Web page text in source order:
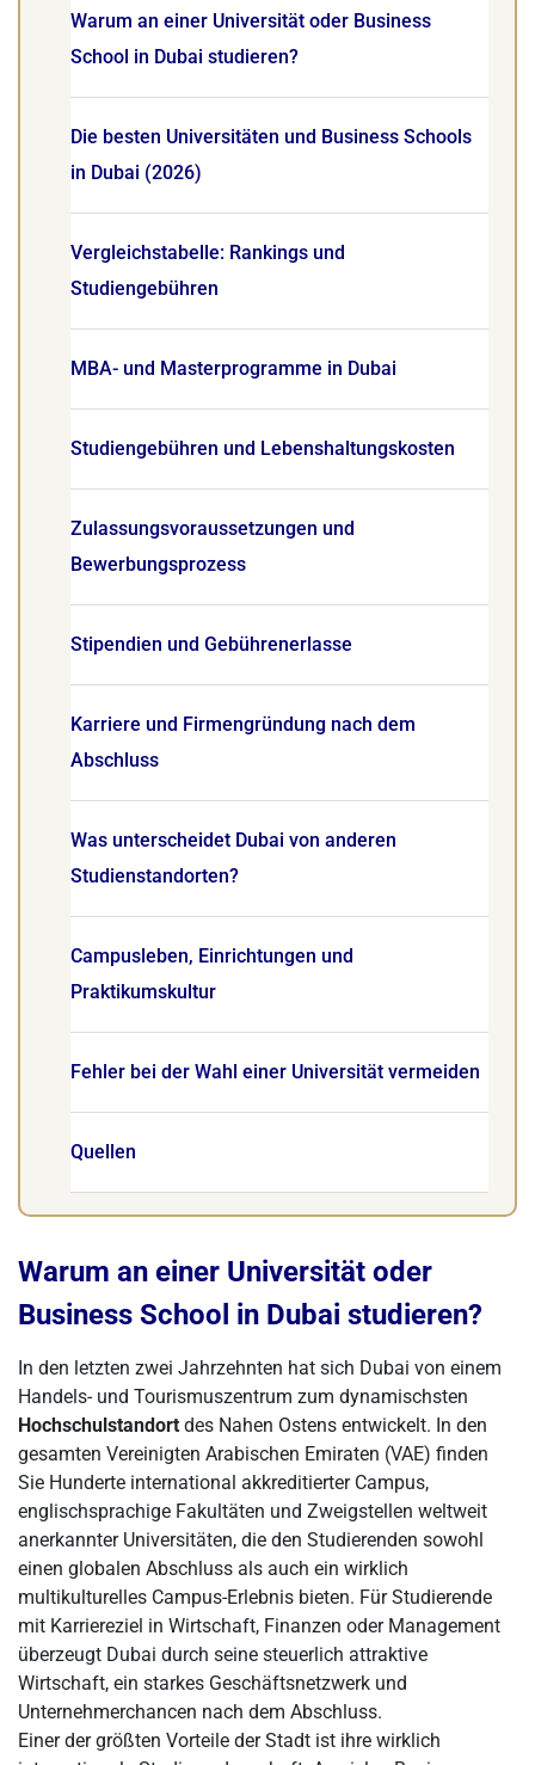
Warum an einer Universität oder Business
School in Dubai studieren?
Die besten Universitäten und Business Schools
in Dubai (2026)
Vergleichstabelle: Rankings und
Studiengebühren
MBA- und Masterprogramme in Dubai
Studiengebühren und Lebenshaltungskosten
Zulassungsvoraussetzungen und
Bewerbungsprozess
Stipendien und Gebührenerlasse
Karriere und Firmengründung nach dem
Abschluss
Was unterscheidet Dubai von anderen
Studienstandorten?
Campusleben, Einrichtungen und
Praktikumskultur
Fehler bei der Wahl einer Universität vermeiden
Quellen
Warum an einer Universität oder
Business School in Dubai studieren?
In den letzten zwei Jahrzehnten hat sich Dubai von einem
Handels- und Tourismuszentrum zum dynamischsten
Hochschulstandort des Nahen Ostens entwickelt. In den
gesamten Vereinigten Arabischen Emiraten (VAE) finden
Sie Hunderte international akkreditierter Campus,
englischsprachige Fakultäten und Zweigstellen weltweit
anerkannter Universitäten, die den Studierenden sowohl
einen globalen Abschluss als auch ein wirklich
multikulturelles Campus-Erlebnis bieten. Für Studierende
mit Karriereziel in Wirtschaft, Finanzen oder Management
überzeugt Dubai durch seine steuerlich attraktive
Wirtschaft, ein starkes Geschäftsnetzwerk und
Unternehmerchancen nach dem Abschluss.
Einer der größten Vorteile der Stadt ist ihre wirklich